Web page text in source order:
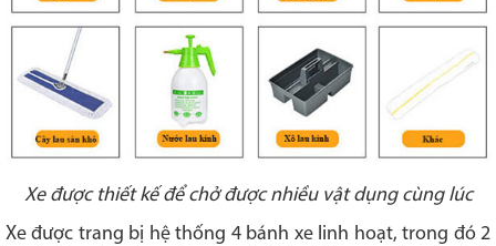
Xe được thiết kế để chở được nhiều vật dụng cùng lúc
Xe được trang bị hệ thống 4 bánh xe linh hoạt, trong đó 2